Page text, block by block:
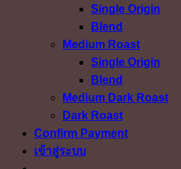
Single Origin
Blend
Medium Roast
Single Origin
Blend
Medium Dark Roast
Dark Roast
Confirm Payment
เข้าสู่ระบบ